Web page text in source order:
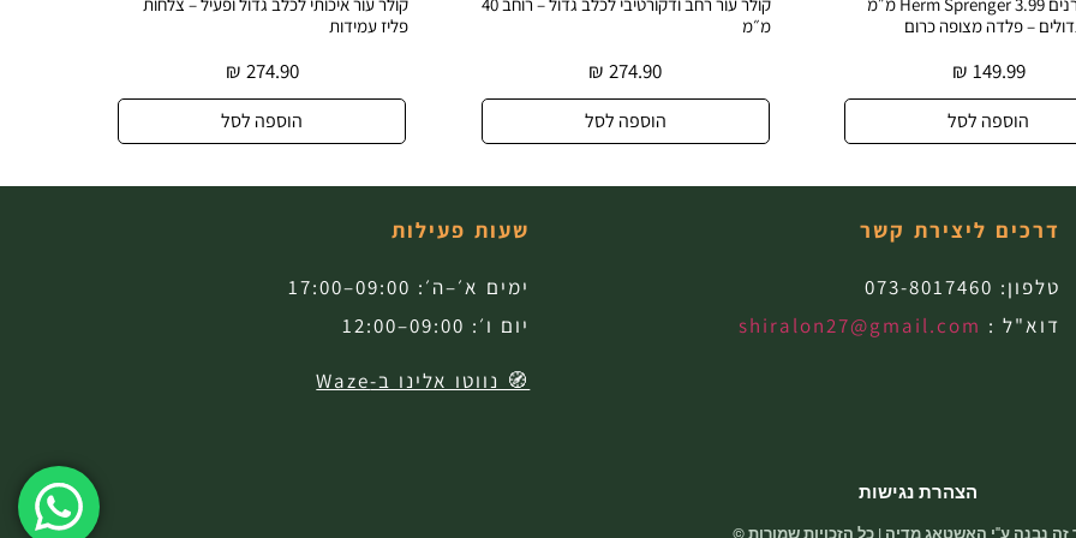
– פלדה מצופה כרום
149.99
₪
הוספה לסל
מ״מ
274.90
₪
הוספה לסל
פליז עמידות
274.90
₪
הוספה לסל
דרכים ליצירת קשר
טלפון: 073-8017460
דוא"ל : shiralon27@gmail.com
שעות פעילות
ימים א׳–ה׳: 09:00–17:00
יום ו׳: 09:00–12:00
🧭 נווטו אלינו ב-Waze
הצהרת נגישות
זה נבנה ע"י האשטאג מדיה | כל הזכויות שמורות ©